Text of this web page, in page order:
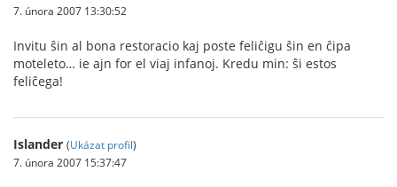
7. února 2007 13:30:52
Invitu ŝin al bona restoracio kaj poste feliĉigu ŝin en ĉipa
moteleto… ie ajn for el viaj infanoj. Kredu min: ŝi estos
feliĉega!
Islander (Ukázat profil)
7. února 2007 15:37:47